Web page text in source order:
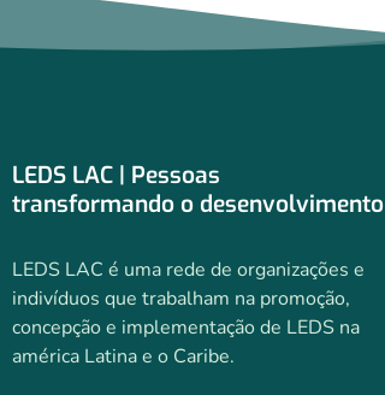
LEDS LAC | Pessoas
transformando o desenvolvimento
LEDS LAC é uma rede de organizações e
indivíduos que trabalham na promoção,
concepção e implementação de LEDS na
américa Latina e o Caribe.